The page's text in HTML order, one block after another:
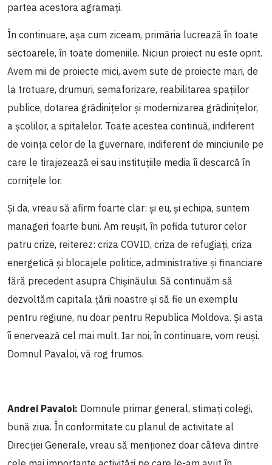
partea acestora agramați.
În continuare, așa cum ziceam, primăria lucrează în toate
sectoarele, în toate domeniile. Niciun proiect nu este oprit.
Avem mii de proiecte mici, avem sute de proiecte mari, de
la trotuare, drumuri, semaforizare, reabilitarea spațiilor
publice, dotarea grădinițelor și modernizarea grădinițelor,
a școlilor, a spitalelor. Toate acestea continuă, indiferent
de voința celor de la guvernare, indiferent de minciunile pe
care le tirajezează ei sau instituțiile media îi descarcă în
cornițele lor.
Și da, vreau să afirm foarte clar: și eu, și echipa, suntem
manageri foarte buni. Am reușit, în pofida tuturor celor
patru crize, reiterez: criza COVID, criza de refugiați, criza
energetică și blocajele politice, administrative și financiare
fără precedent asupra Chișinăului. Să continuăm să
dezvoltăm capitala țării noastre și să fie un exemplu
pentru regiune, nu doar pentru Republica Moldova. Și asta
îi enervează cel mai mult. Iar noi, în continuare, vom reuși.
Domnul Pavaloi, vă rog frumos.
Andrei Pavaloi: Domnule primar general, stimați colegi,
bună ziua. În conformitate cu planul de activitate al
Direcției Generale, vreau să menționez doar câteva dintre